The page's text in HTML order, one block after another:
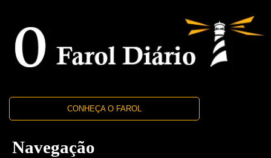
CONHEÇA O FAROL
Navegação